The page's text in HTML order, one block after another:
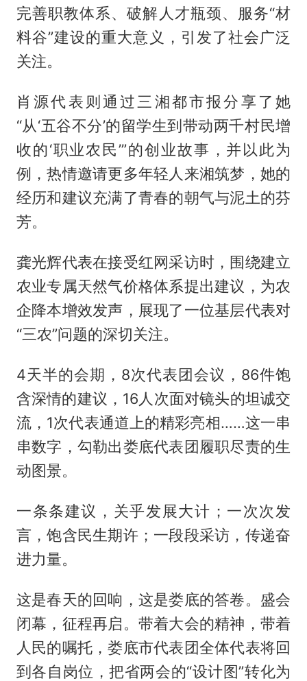
完善职教体系、破解人才瓶颈、服务“材
料谷”建设的重大意义，引发了社会广泛
关注。
肖源代表则通过三湘都市报分享了她
“从‘五谷不分’的留学生到带动两千村民增
收的‘职业农民’”的创业故事，并以此为
例，热情邀请更多年轻人来湘筑梦，她的
经历和建议充满了青春的朝气与泥土的芬
芳。
龚光辉代表在接受红网采访时，围绕建立
农业专属天然气价格体系提出建议，为农
企降本增效发声，展现了一位基层代表对
“三农”问题的深切关注。
4天半的会期，8次代表团会议，86件饱
含深情的建议，16人次面对镜头的坦诚交
流，1次代表通道上的精彩亮相……这一串
串数字，勾勒出娄底代表团履职尽责的生
动图景。
一条条建议，关乎发展大计；一次次发
言，饱含民生期许；一段段采访，传递奋
进力量。
这是春天的回响，这是娄底的答卷。盛会
闭幕，征程再启。带着大会的精神，带着
人民的嘱托，娄底市代表团全体代表将回
到各自岗位，把省两会的“设计图”转化为